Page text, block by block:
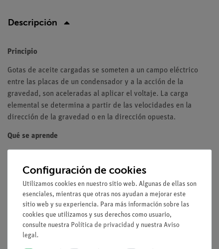
Descripción
Principio
Gotas de aceite cargadas se someten a un campo eléctrico
entre las placas de un condensador y a la acción de la
gravedad, son aceleradas al aplicar el voltaje. La carga
elemental se determina a partir de las velocidades en la
dirección de la gravedad o en la dirección opuesta.
Qué se aprende
Viscosidad
Ley de Stokes
Método de las gotas
Carga del electrón
Volumen de suministro
Configuración de cookies
Utilizamos cookies en nuestro sitio web. Algunas de ellas son
esenciales, mientras que otras nos ayudan a mejorar este
sitio web y su experiencia. Para más información sobre las
cookies que utilizamos y sus derechos como usuario,
consulte nuestra Política de privacidad y nuestra Aviso
legal.